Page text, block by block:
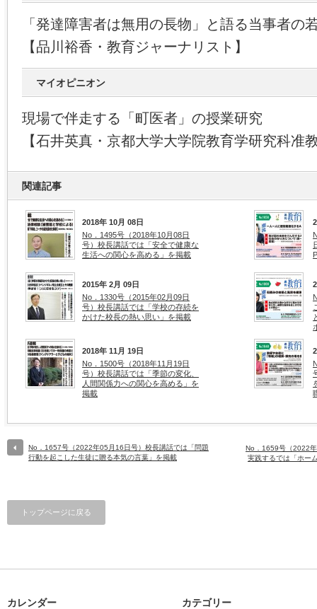
「発達障害者は無用の長物」と語る当事者の
【品川裕香・教育ジャーナリスト】
マイオピニオン
現場で伴走する「町医者」の授業研究
【石井英真・京都大学大学院教育学研究科准
関連記事
2018年 10月 08日
No．1495号（2018年10月08日
号）校長講話では「安全で健康な
生活への関心を高める」を掲載
2015年 2月 09日
No．1330号（2015年02月09日
号）校長講話では「学校の存続を
かけた校長の熱い思い」を掲載
2018年 11月 19日
No．1500号（2018年11月19日
号）校長講話では「季節の変化、
人間関係力への関心を高める」を
掲載
No．1657号（2022年05月16日号）校長講話では「問題
行動を起こした生徒に贈る本気の言葉」を掲載
No．1659号（2022
実践するでは「ホー
トップページに戻る
カレンダー カテゴリー